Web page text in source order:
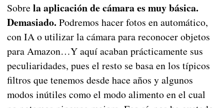
Sobre la aplicación de cámara es muy básica.
Demasiado. Podremos hacer fotos en automático,
con IA o utilizar la cámara para reconocer objetos
para Amazon…Y aquí acaban prácticamente sus
peculiaridades, pues el resto se basa en los típicos
filtros que tenemos desde hace años y algunos
modos inútiles como el modo alimento en el cual